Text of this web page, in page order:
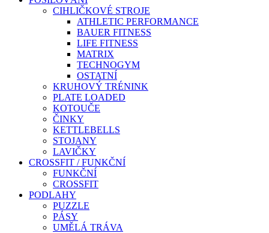
CIHLIČKOVÉ STROJE
ATHLETIC PERFORMANCE
BAUER FITNESS
LIFE FITNESS
MATRIX
TECHNOGYM
OSTATNÍ
KRUHOVÝ TRÉNINK
PLATE LOADED
KOTOUČE
ČINKY
KETTLEBELLS
STOJANY
LAVIČKY
CROSSFIT / FUNKČNÍ
FUNKČNÍ
CROSSFIT
PODLAHY
PUZZLE
PÁSY
UMĚLÁ TRÁVA